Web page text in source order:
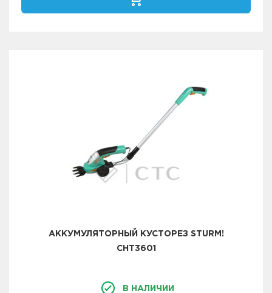
АККУМУЛЯТОРНЫЙ КУСТОРЕЗ STURM!
CHT3601
В НАЛИЧИИ